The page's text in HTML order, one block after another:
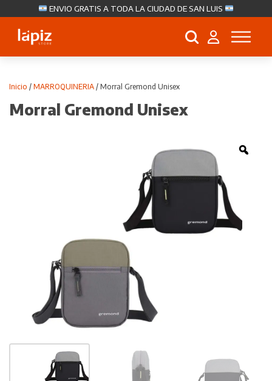
ENVIO GRATIS A TODA LA CIUDAD DE SAN LUIS
Búsqueda
Inicio / MARROQUINERIA / Morral Gremond Unisex
Morral Gremond Unisex